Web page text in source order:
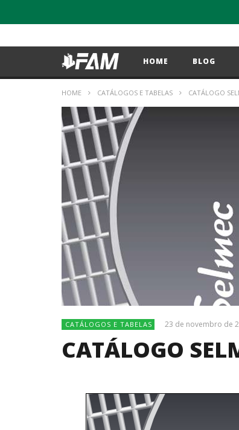
HOME BLOG
HOME CATÁLOGOS E TABELAS CATÁLOGO
CATÁLOGOS E TABELAS 23 de novembro de
CATÁLOGO